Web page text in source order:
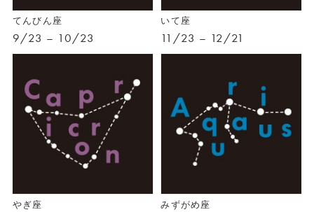
てんびん座
9/23 – 10/23
いて座
11/23 – 12/21
やぎ座 みずがめ座